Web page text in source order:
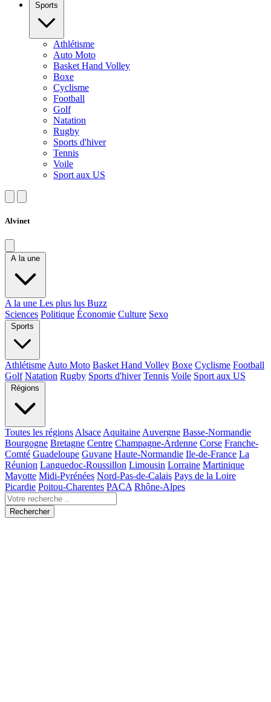
Sports
Athlétisme
Auto Moto
Basket Hand Volley
Boxe
Cyclisme
Football
Golf
Natation
Rugby
Sports d'hiver
Tennis
Voile
Sport aux US
Alvinet
A la une
A la une Les plus lus Buzz
Sciences Politique Économie Culture Sexo
Sports
Athlétisme Auto Moto Basket Hand Volley Boxe Cyclisme Football
Golf Natation Rugby Sports d'hiver Tennis Voile Sport aux US
Régions
Toutes les régions Alsace Aquitaine Auvergne Basse-Normandie
Bourgogne Bretagne Centre Champagne-Ardenne Corse Franche-
Comté Guadeloupe Guyane Haute-Normandie Ile-de-France La
Réunion Languedoc-Roussillon Limousin Lorraine Martinique
Mayotte Midi-Pyrénées Nord-Pas-de-Calais Pays de la Loire
Picardie Poitou-Charentes PACA Rhône-Alpes
Rechercher